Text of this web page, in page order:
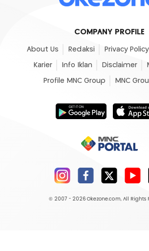
COMPANY PROFILE
About Us Redaksi Privacy Policy
Karier Info Iklan Disclaimer
Profile MNC Group MNC
© 2007 - 2026 Okezone.com, All Rights